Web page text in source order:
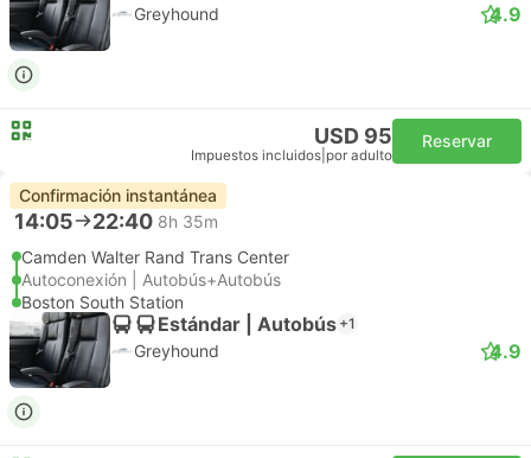
Greyhound 4.9
USD 95
Impuestos incluidos por adulto
Reservar
Confirmación instantánea
14:05 22:40 8h 35m
Camden Walter Rand Trans Center
Autoconexión | Autobús+Autobús
Boston South Station
Estándar | Autobús +1
Greyhound 4.9